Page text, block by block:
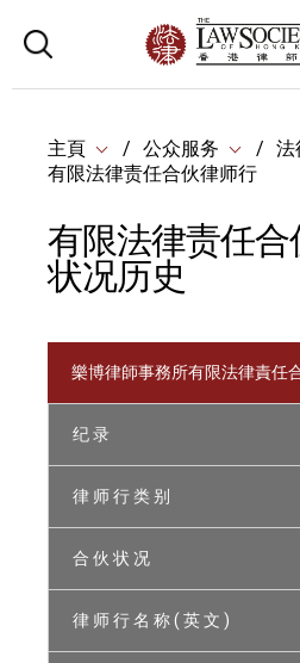
主頁 公众服务
法
有限法律责任合伙律师行
有限法律责任合
状况历史
樂博律師事務所有限法律責任
纪 录
律 师 行 类 别
合 伙 状 况
律 师 行 名 称 ( 英 文 )